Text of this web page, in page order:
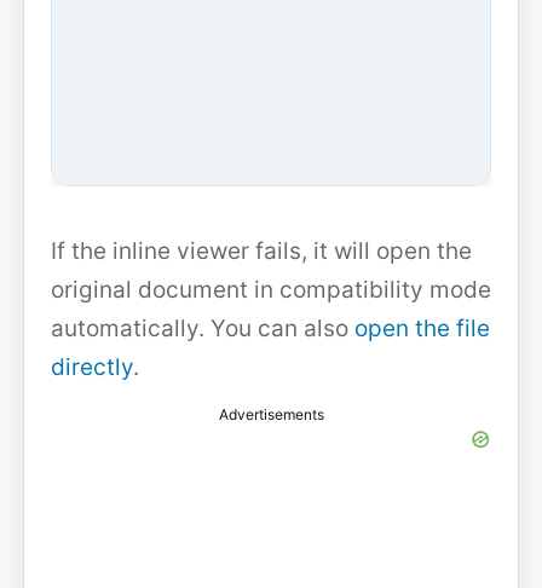
If the inline viewer fails, it will open the
original document in compatibility mode
automatically. You can also open the file
directly.
Advertisements